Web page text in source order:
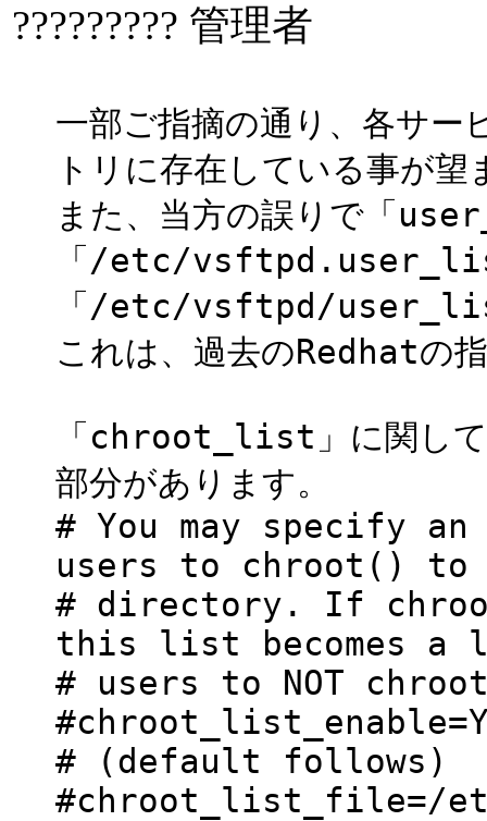
????????? 管理者
一部ご指摘の通り、各サー
トリに存在している事が望
また、当方の誤りで「
「/etc/
「/etc/vsftpd/
これは、過去のRedhatの
「chroot_list」に関して
部分があります。
# You may specify
users to chroot() to
# directory. If
this list becomes
# users to NOT
# (default follows)
#chroot_list_file=/